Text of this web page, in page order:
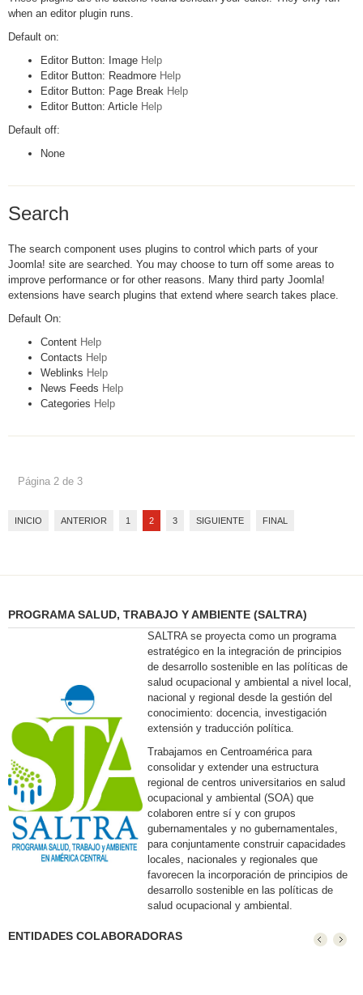
when an editor plugin runs.
Default on:
Editor Button: Image Help
Editor Button: Readmore Help
Editor Button: Page Break Help
Editor Button: Article Help
Default off:
None
Search
The search component uses plugins to control which parts of your
Joomla! site are searched. You may choose to turn off some areas to
improve performance or for other reasons. Many third party Joomla!
extensions have search plugins that extend where search takes place.
Default On:
Content Help
Contacts Help
Weblinks Help
News Feeds Help
Categories Help
Página 2 de 3
INICIO ANTERIOR 1 2 3 SIGUIENTE FINAL
PROGRAMA SALUD, TRABAJO Y AMBIENTE (SALTRA)
SALTRA se proyecta como un programa
estratégico en la integración de principios
de desarrollo sostenible en las políticas de
salud ocupacional y ambiental a nivel local,
nacional y regional desde la gestión del
conocimiento: docencia, investigación
extensión y traducción política.
Trabajamos en Centroamérica para
consolidar y extender una estructura
regional de centros universitarios en salud
ocupacional y ambiental (SOA) que
colaboren entre sí y con grupos
gubernamentales y no gubernamentales,
para conjuntamente construir capacidades
locales, nacionales y regionales que
favorecen la incorporación de principios de
desarrollo sostenible en las políticas de
salud ocupacional y ambiental.
ENTIDADES COLABORADORAS